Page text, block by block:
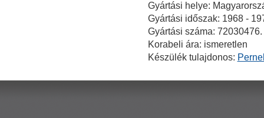
Gyártási helye:
Gyártási időszak: 1968 -
Gyártási száma: 72030476.
Korabeli ára: ismeretlen
Készülék tulajdonos: